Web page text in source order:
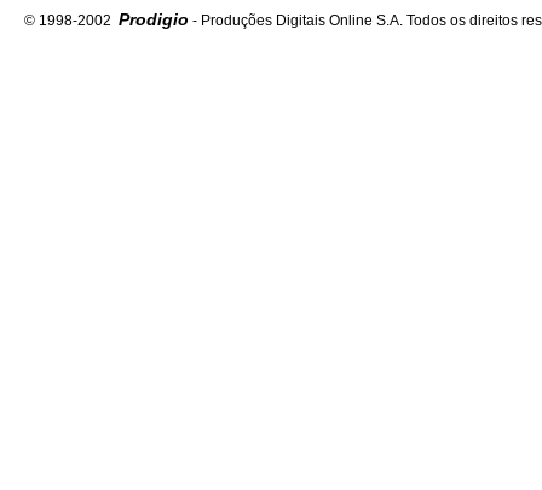
© 1998-2002 Prodigio - Produções Digitais Online S.A. Todos os direitos